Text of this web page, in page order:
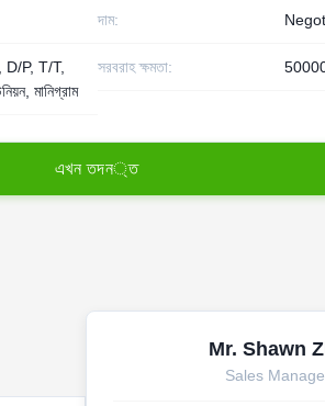
দাম:
D/P, T/T,
মানিগ্রাম
সরবরাহ ক্ষমতা:
এখন তদন্ত
Mr. Shawn
Sales